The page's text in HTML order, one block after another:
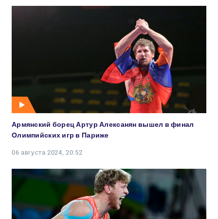
Армянский борец Артур Алексанян вышел в финал
Олимпийских игр в Париже
06 августа 2024, 20:52